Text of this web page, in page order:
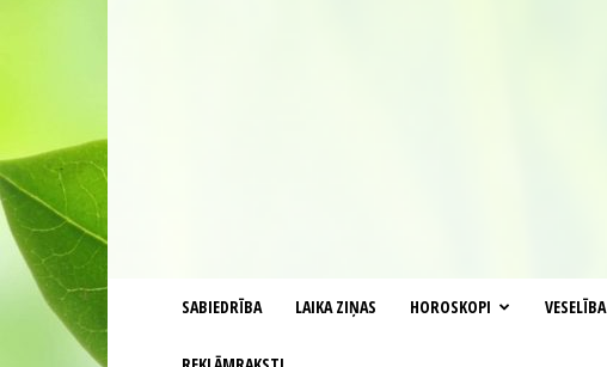
SABIEDRĪBA LAIKA ZIŅAS HOROSKOPI VESELĪBA